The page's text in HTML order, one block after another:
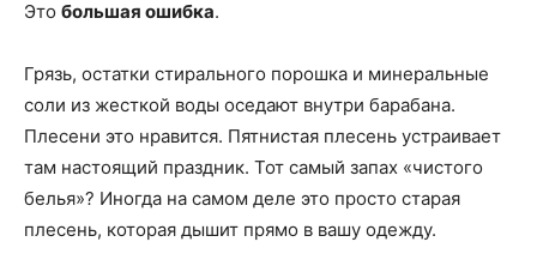
Это большая ошибка.
Грязь, остатки стирального порошка и минеральные
соли из жесткой воды оседают внутри барабана.
Плесени это нравится. Пятнистая плесень устраивает
там настоящий праздник. Тот самый запах «чистого
белья»? Иногда на самом деле это просто старая
плесень, которая дышит прямо в вашу одежду.